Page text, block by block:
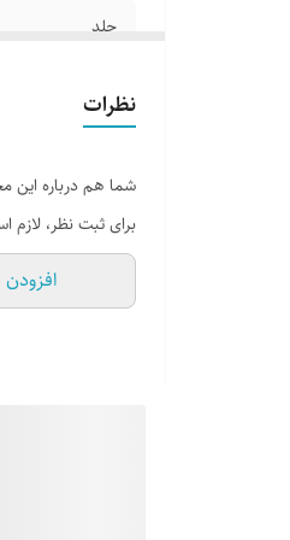
جلد
نظرات
شما هم درباره این
برای ثبت نظر، لازم
افزودن